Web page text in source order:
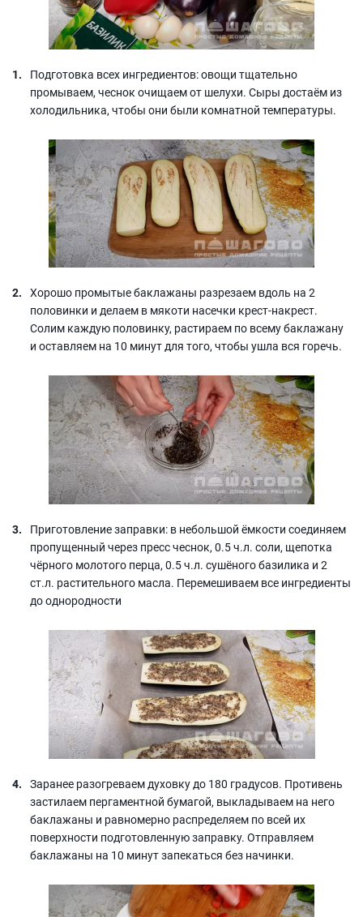
Подготовка всех ингредиентов: овощи тщательно
промываем, чеснок очищаем от шелухи. Сыры достаём из
холодильника, чтобы они были комнатной температуры.
Хорошо промытые баклажаны разрезаем вдоль на 2
половинки и делаем в мякоти насечки крест-накрест.
Солим каждую половинку, растираем по всему баклажану
и оставляем на 10 минут для того, чтобы ушла вся горечь.
Приготовление заправки: в небольшой ёмкости соединяем
пропущенный через пресс чеснок, 0.5 ч.л. соли, щепотка
чёрного молотого перца, 0.5 ч.л. сушёного базилика и 2
ст.л. растительного масла. Перемешиваем все ингредиенты
до однородности
Заранее разогреваем духовку до 180 градусов. Противень
застилаем пергаментной бумагой, выкладываем на него
баклажаны и равномерно распределяем по всей их
поверхности подготовленную заправку. Отправляем
баклажаны на 10 минут запекаться без начинки.